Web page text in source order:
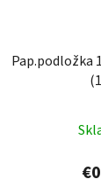
u
k
Pap.podložka